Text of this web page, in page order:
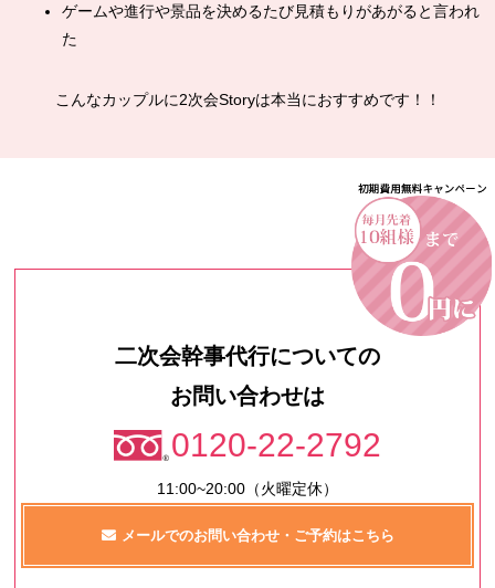
ゲームや進行や景品を決めるたび見積もりがあがると言われ
た
こんなカップルに2次会Storyは本当におすすめです！！
二次会幹事代行についての
お問い合わせは
0120-22-2792
11:00~20:00（火曜定休）
メールでのお問い合わせ・ご予約はこちら